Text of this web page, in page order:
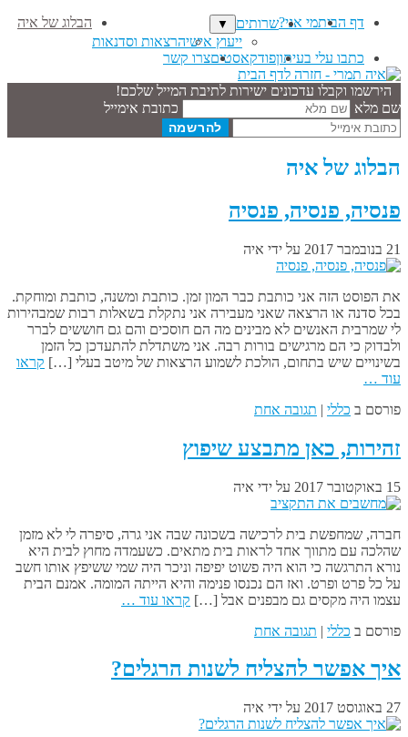
דף הביתמי אני?שרותים ▼
ייעוץ אישיהרצאות וסדנאות
הבלוג של איה
כתבו עלי בעיתוןפודקאסטיםצרו קשר
הירשמו וקבלו עדכונים ישירות לתיבת המייל שלכם!
שם מלא
כתובת אימייל
הבלוג של איה
פנסיה, פנסיה, פנסיה
21 בנובמבר 2017 על ידי איה
את הפוסט הזה אני כותבת כבר המון זמן. כותבת ומשנה, כותבת ומוחקת.
בכל סדנה או הרצאה שאני מעבירה אני נתקלת בשאלות רבות שמבהירות
לי שמרבית האנשים לא מבינים מה הם חוסכים והם גם חוששים לברר
ולבדוק כי הם מרגישים בורות רבה. אני משתדלת להתעדכן כל הזמן
בשינויים שיש בתחום, הולכת לשמוע הרצאות של מיטב בעלי […] קראו
עוד …
פורסם ב כללי | תגובה אחת
זהירות, כאן מתבצע שיפוץ
15 באוקטובר 2017 על ידי איה
חברה, שמחפשת בית לרכישה בשכונה שבה אני גרה, סיפרה לי לא מזמן
שהלכה עם מתווך אחד לראות בית מתאים. כשעמדה מחוץ לבית היא
נורא התרגשה כי הוא היה פשוט יפיפה וניכר היה שמי ששיפץ אותו חשב
על כל פרט ופרט. ואז הם נכנסו פנימה והיא הייתה המומה. אמנם הבית
עצמו היה מקסים גם מבפנים אבל […] קראו עוד …
פורסם ב כללי | תגובה אחת
איך אפשר להצליח לשנות הרגלים?
27 באוגוסט 2017 על ידי איה